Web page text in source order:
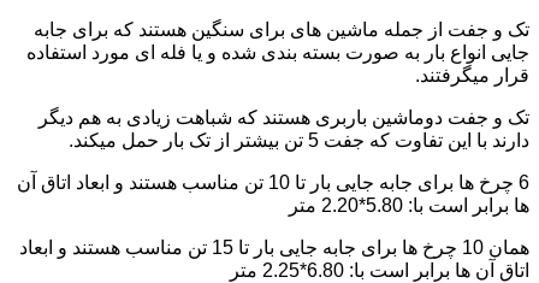
تک و جفت از جمله ماشین های برای سنگین هستند که برای جابه
جایی انواع بار به صورت بسته بندی شده و یا فله ای مورد استفاده
قرار میگرفتند.
تک و جفت دوماشین باربری هستند که شباهت زیادی به هم دیگر
دارند با این تفاوت که جفت 5 تن بیشتر از تک بار حمل میکند.
6 چرخ ها برای جابه جایی بار تا 10 تن مناسب هستند و ابعاد اتاق آن
ها برابر است با: 5.80*2.20 متر
همان 10 چرخ ها برای جابه جایی بار تا 15 تن مناسب هستند و ابعاد
اتاق آن ها برابر است با: 6.80*2.25 متر